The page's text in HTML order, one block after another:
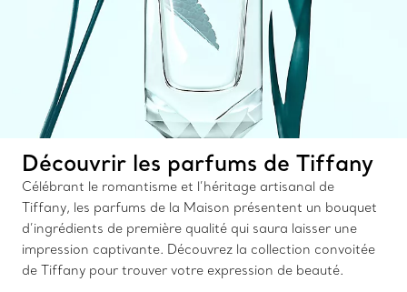
Découvrir les parfums de Tiffany
Célébrant le romantisme et l’héritage artisanal de
Tiffany, les parfums de la Maison présentent un bouquet
d’ingrédients de première qualité qui saura laisser une
impression captivante. Découvrez la collection convoitée
de Tiffany pour trouver votre expression de beauté.